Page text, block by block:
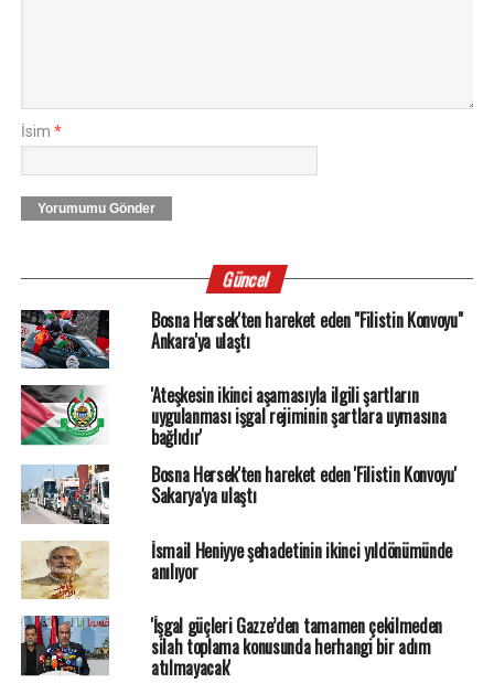
İsim *
Yorumumu Gönder
Güncel
Bosna Hersek'ten hareket eden "Filistin Konvoyu"
Ankara'ya ulaştı
'Ateşkesin ikinci aşamasıyla ilgili şartların
uygulanması işgal rejiminin şartlara uymasına
bağlıdır'
Bosna Hersek'ten hareket eden 'Filistin Konvoyu'
Sakarya'ya ulaştı
İsmail Heniyye şehadetinin ikinci yıldönümünde
anılıyor
'İşgal güçleri Gazze’den tamamen çekilmeden
silah toplama konusunda herhangi bir adım
atılmayacak'